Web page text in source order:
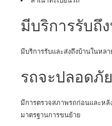
มีบริการรับถึ
มีบริการรับและส่งถึงบ้านในหล
รถจะปลอดภั
มีการตรวจสภาพรถก่อนและห
มาตรฐานการขนย้าย